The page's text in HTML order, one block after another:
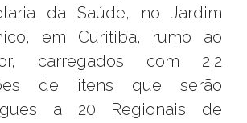
da Saúde, no Jardim
em Curitiba, rumo ao
carregados com 2,2
de itens que serão
a 20 Regionais de